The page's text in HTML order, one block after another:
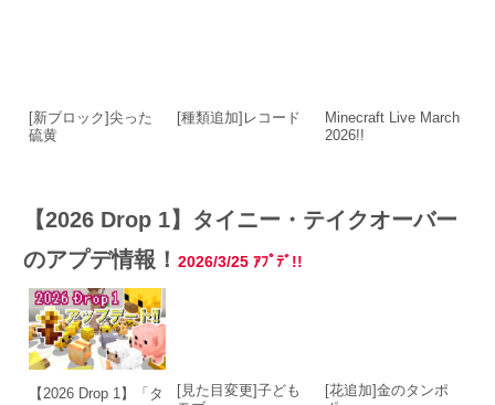
[新ブロック]尖った
硫黄
[種類追加]レコード
Minecraft Live March
2026!!
【2026 Drop 1】タイニー・テイクオーバー
のアプデ情報！ 2026/3/25 ｱﾌﾟﾃﾞ!!
【2026 Drop 1】「タ
[見た目変更]子ども
[花追加]金のタンポ